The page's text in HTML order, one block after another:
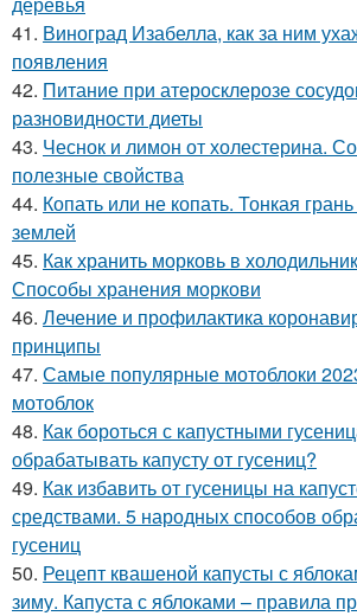
41. Виноград Изабелла, как за ним
появления
42. Питание при атеросклерозе
разновидности диеты
43. Чеснок и лимон от холестерина.
полезные свойства
44. Копать или не копать. Тонкая
землей
45. Как хранить морковь в
Способы хранения моркови
46. Лечение и профилактика
принципы
47. Самые популярные мотоблоки
мотоблок
48. Как бороться с капустными
обрабатывать капусту от гусениц?
49. Как избавить от гусеницы на
средствами. 5 народных способов
гусениц
50. Рецепт квашеной капусты с
зиму. Капуста с яблоками – правила